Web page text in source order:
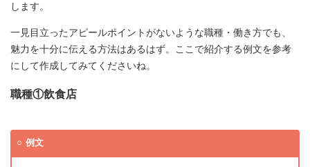
します。
一見目立ったアピールポイントがないような職種・働き方でも、
魅力を十分に伝える方法はあるはず。ここで紹介する例文を参考
にして作成してみてくださいね。
職種①飲食店
例文